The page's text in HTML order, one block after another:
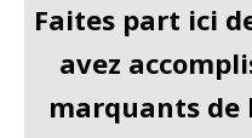
Faites part ici
avez
marquants de